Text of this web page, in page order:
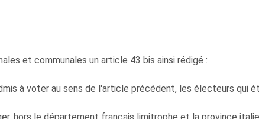
et communales un article 43 bis ainsi rédigé :
à voter au sens de l'article précédent, les électeurs qui